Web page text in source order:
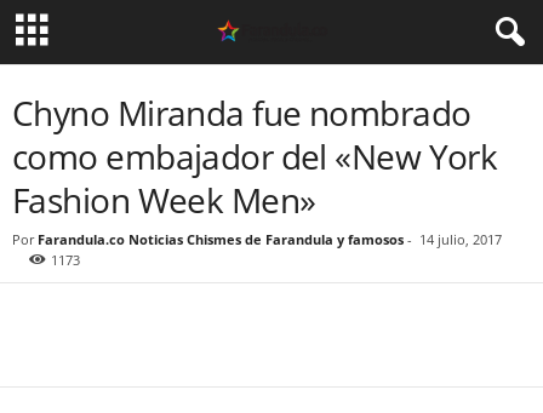
Chyno Miranda fue nombrado
como embajador del «New York
Fashion Week Men»
Por Farandula.co Noticias Chismes de Farandula y famosos - 14 julio, 2017
1173